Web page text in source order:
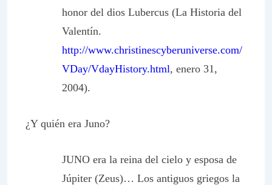
honor del dios Lubercus (La Historia del
Valentín.
http://www.christinescyberuniverse.com/
VDay/VdayHistory.html, enero 31,
2004).
¿Y quién era Juno?
JUNO era la reina del cielo y esposa de
Júpiter (Zeus)… Los antiguos griegos la